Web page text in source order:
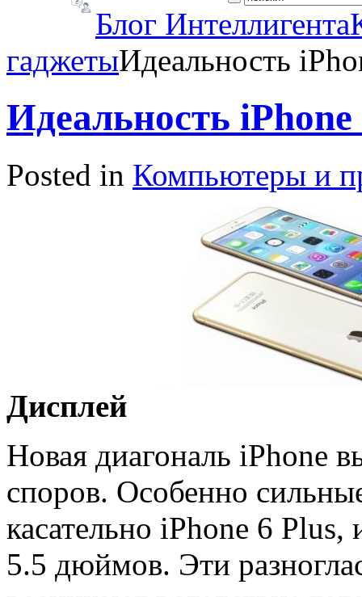
Блог Интеллигента
гаджетыИдеальность
Идеальность iPhone
Posted in Компьютеры и
Дисплей
Новая диагональ iPhone
споров. Особенно
касательно iPhone 6
5.5 дюймов. Эти